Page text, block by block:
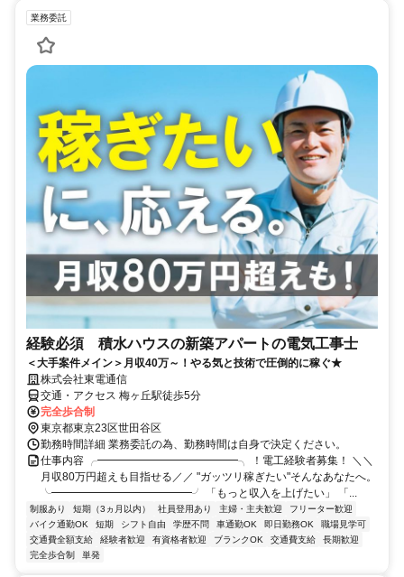
業務委託
経験必須 積⽔ハウスの新築アパートの電気工事士
＜大手案件メイン＞月収40万～！やる気と技術で圧倒的に稼ぐ★
株式会社東電通信
交通・アクセス 梅ヶ丘駅徒歩5分
完全歩合制
東京都東京23区世田谷区
勤務時間詳細 業務委託の為、勤務時間は自身で決定ください。
仕事内容 ╭━━━━━━━━━━━━━╮ ！電工経験者募集！ ＼＼
月収80万円超えも目指せる／／ "ガッツリ稼ぎたい"そんなあなたへ。
╰━━━━━━━━━━━━━╯ 「もっと収入を上げたい」 「...
制服あり 短期（3ヵ月以内） 社員登用あり 主婦・主夫歓迎
フリーター歓迎
バイク通勤OK
短期 シフト自由 学歴不問 車通勤OK 即日勤務OK
職場見学可
交通費全額支給
経験者歓迎 有資格者歓迎 ブランクOK 交通費支給
長期歓迎
完全歩合制
単発